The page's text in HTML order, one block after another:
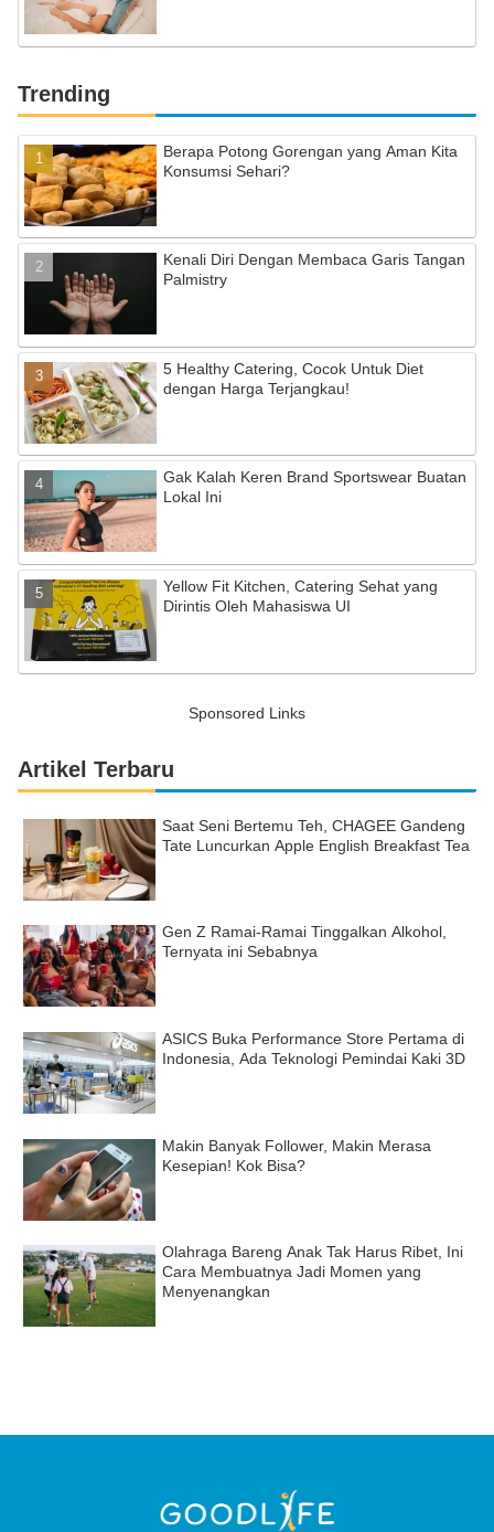
Trending
Berapa Potong Gorengan yang Aman Kita
Konsumsi Sehari?
Kenali Diri Dengan Membaca Garis Tangan
Palmistry
5 Healthy Catering, Cocok Untuk Diet
dengan Harga Terjangkau!
Gak Kalah Keren Brand Sportswear Buatan
Lokal Ini
Yellow Fit Kitchen, Catering Sehat yang
Dirintis Oleh Mahasiswa UI
Sponsored Links
Artikel Terbaru
Saat Seni Bertemu Teh, CHAGEE Gandeng
Tate Luncurkan Apple English Breakfast Tea
Gen Z Ramai-Ramai Tinggalkan Alkohol,
Ternyata ini Sebabnya
ASICS Buka Performance Store Pertama di
Indonesia, Ada Teknologi Pemindai Kaki 3D
Makin Banyak Follower, Makin Merasa
Kesepian! Kok Bisa?
Olahraga Bareng Anak Tak Harus Ribet, Ini
Cara Membuatnya Jadi Momen yang
Menyenangkan